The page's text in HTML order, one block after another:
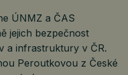
ÚNMZ a ČAS
jejich bezpečnost
a infrastruktury v ČR.
Peroutkovou z České